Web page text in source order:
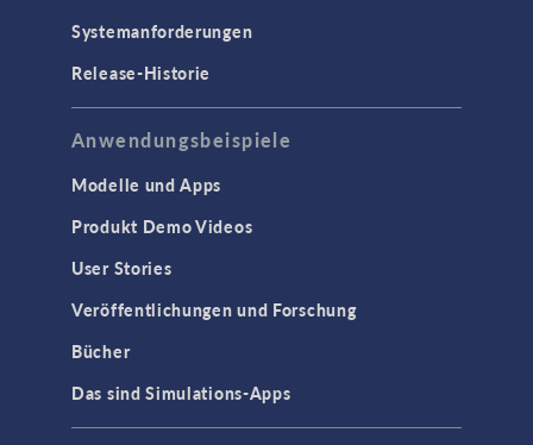
Systemanforderungen
Release-Historie
Anwendungsbeispiele
Modelle und Apps
Produkt Demo Videos
User Stories
Veröffentlichungen und Forschung
Bücher
Das sind Simulations-Apps